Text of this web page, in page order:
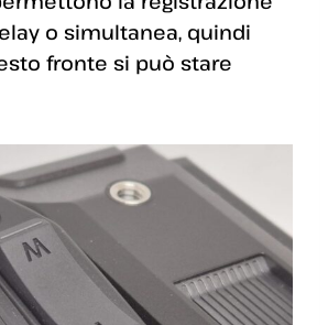
o simultanea, quindi
fronte si può stare